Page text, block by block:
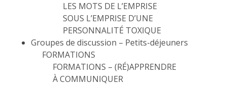
LES MOTS DE L’EMPRISE
SOUS L’EMPRISE D’UNE
PERSONNALITÉ TOXIQUE
Groupes de discussion – Petits-déjeuners
FORMATIONS
FORMATIONS – (RÉ)APPRENDRE
À COMMUNIQUER